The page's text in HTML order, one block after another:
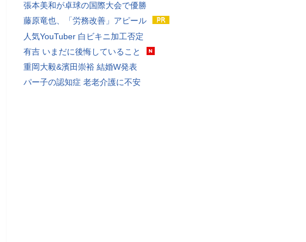
張本美和が卓球の国際大会で優勝
藤原竜也、「労務改善」アピール
人気YouTuber 白ビキニ加工否定
有吉 いまだに後悔していること
重岡大毅&濱田崇裕 結婚W発表
パー子の認知症 老老介護に不安